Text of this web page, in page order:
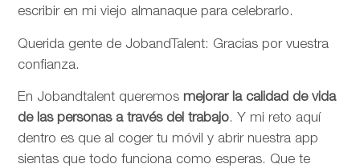
escribir en mi viejo almanaque para celebrarlo.
Querida gente de JobandTalent: Gracias por vuestra
confianza.
En Jobandtalent queremos mejorar la calidad de vida
de las personas a través del trabajo. Y mi reto aquí
dentro es que al coger tu móvil y abrir nuestra app
sientas que todo funciona como esperas. Que te